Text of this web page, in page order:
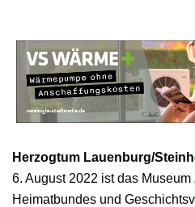
Herzogtum Lauenburg/
6. August 2022 ist das Museum
Heimatbundes und